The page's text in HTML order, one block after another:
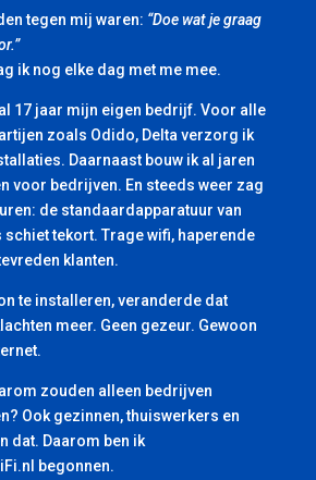
tegen mij waren: “Doe wat je graag
ik nog elke dag met me mee.
17 jaar mijn eigen bedrijf. Voor alle
zoals Odido, Delta verzorg ik
Daarnaast bouw ik al jaren
voor bedrijven. En steeds weer zag
de standaardapparatuur van
tekort. Trage wifi, haperende
klanten.
te installeren, veranderde dat
meer. Geen gezeur. Gewoon
zouden alleen bedrijven
Ook gezinnen, thuiswerkers en
dat. Daarom ben ik
begonnen.